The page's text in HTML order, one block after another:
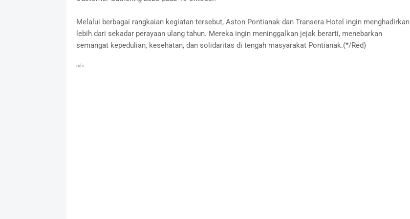
Melalui berbagai rangkaian kegiatan tersebut, Aston Pontianak dan Transera Hotel ingin menghadirkan
lebih dari sekadar perayaan ulang tahun. Mereka ingin meninggalkan jejak berarti, menebarkan
semangat kepedulian, kesehatan, dan solidaritas di tengah masyarakat Pontianak.(*/Red)
ads